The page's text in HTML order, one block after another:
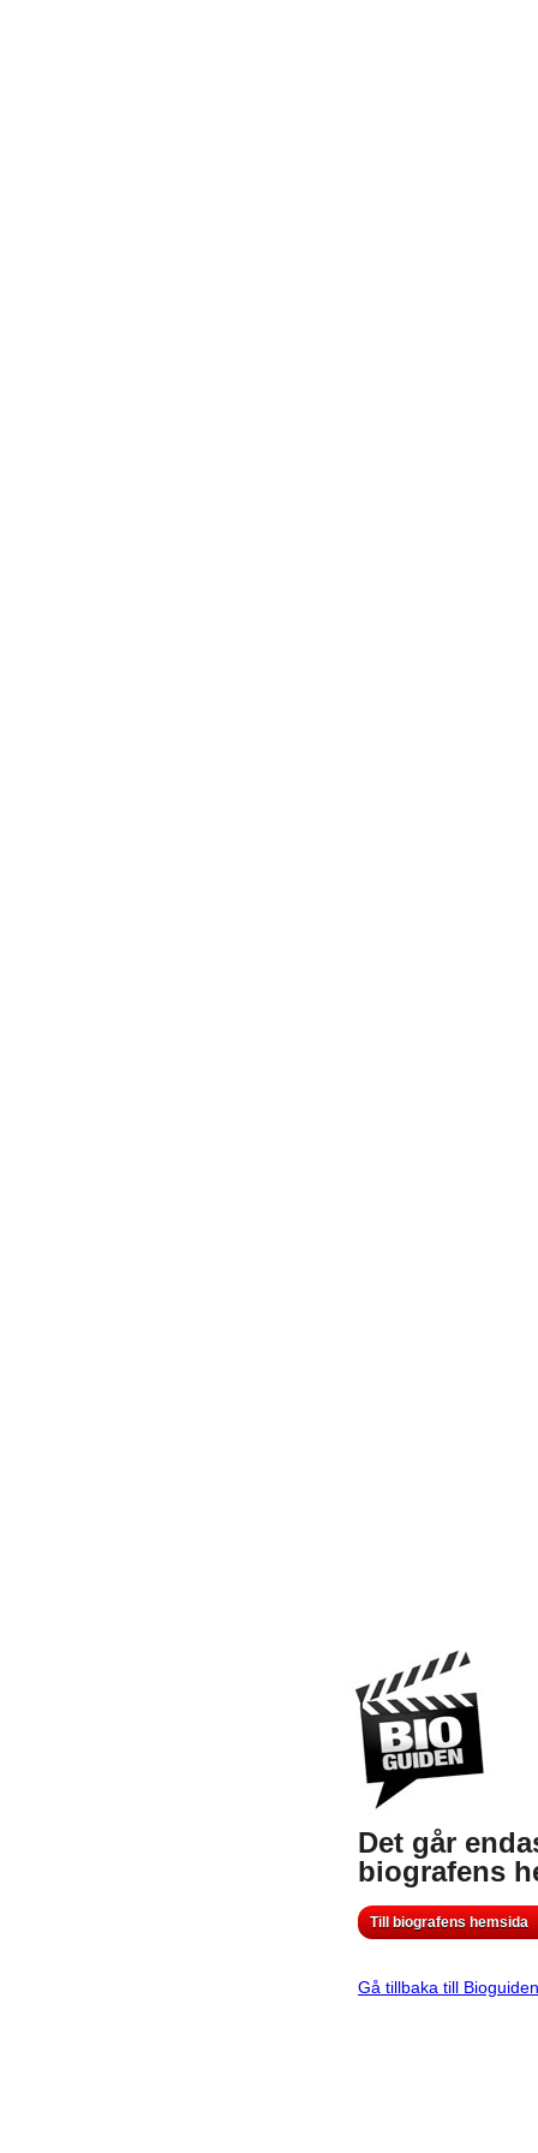
Det går
biografens
Till biografens hemsida
Gå tillbaka till Bioguiden